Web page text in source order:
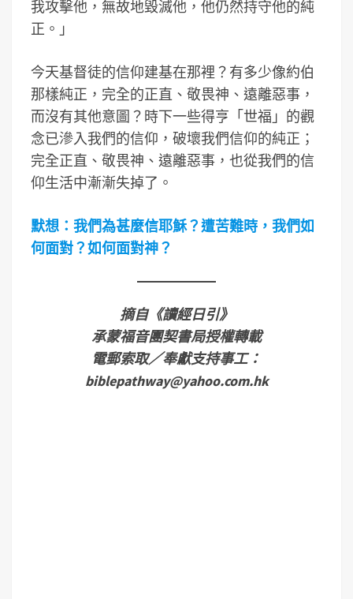
我攻擊他，無故地毀滅他，他仍然持守他的純
正。」
今天基督徒的信仰建基在那裡？有多少像約伯
那樣純正，完全的正直、敬畏神、遠離惡事，
而沒有其他意圖？時下一些得亨「世福」的觀
念已滲入我們的信仰，破壞我們信仰的純正；
完全正直、敬畏神、遠離惡事，也從我們的信
仰生活中漸漸失掉了。
默想：我們為甚麼信耶穌？遭苦難時，我們如
何面對？如何面對神？
摘自《讀經日引》
承蒙福音團契書局授權轉載
電郵索取／奉獻支持事工：
biblepathway@yahoo.com.hk